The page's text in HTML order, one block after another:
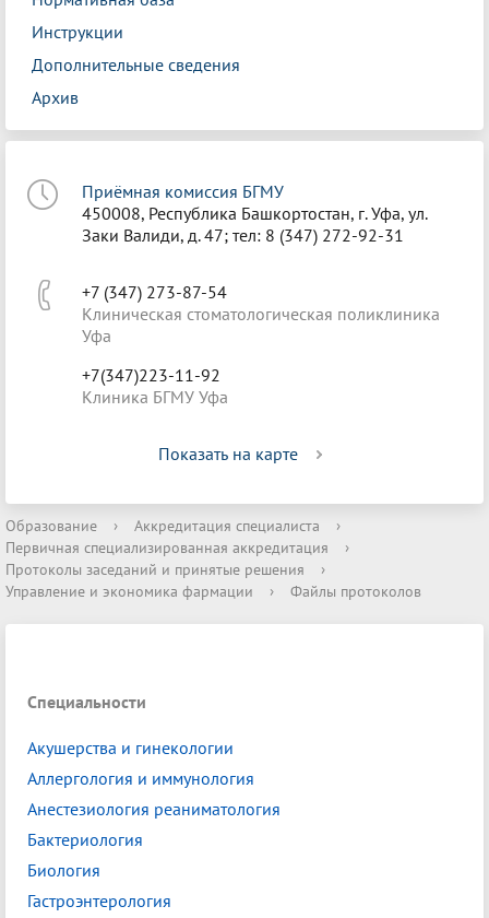
Инструкции
Дополнительные сведения
Архив
Приёмная комиссия БГМУ
450008, Республика Башкортостан, г. Уфа, ул.
Заки Валиди, д. 47; тел: 8 (347) 272-92-31
+7 (347) 273-87-54
Клиническая стоматологическая поликлиника
Уфа
+7(347)223-11-92
Клиника БГМУ Уфа
Показать на карте
Образование › Аккредитация специалиста
›
Первичная специализированная аккредитация
›
Протоколы заседаний и принятые решения
›
Управление и экономика фармации
› Файлы протоколов
Специальности
Акушерства и гинекологии
Аллергология и иммунология
Анестезиология реаниматология
Бактериология
Биология
Гастроэнтерология